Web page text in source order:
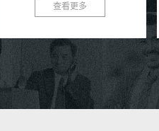
源市场的快速发展，其质量...
查看更多